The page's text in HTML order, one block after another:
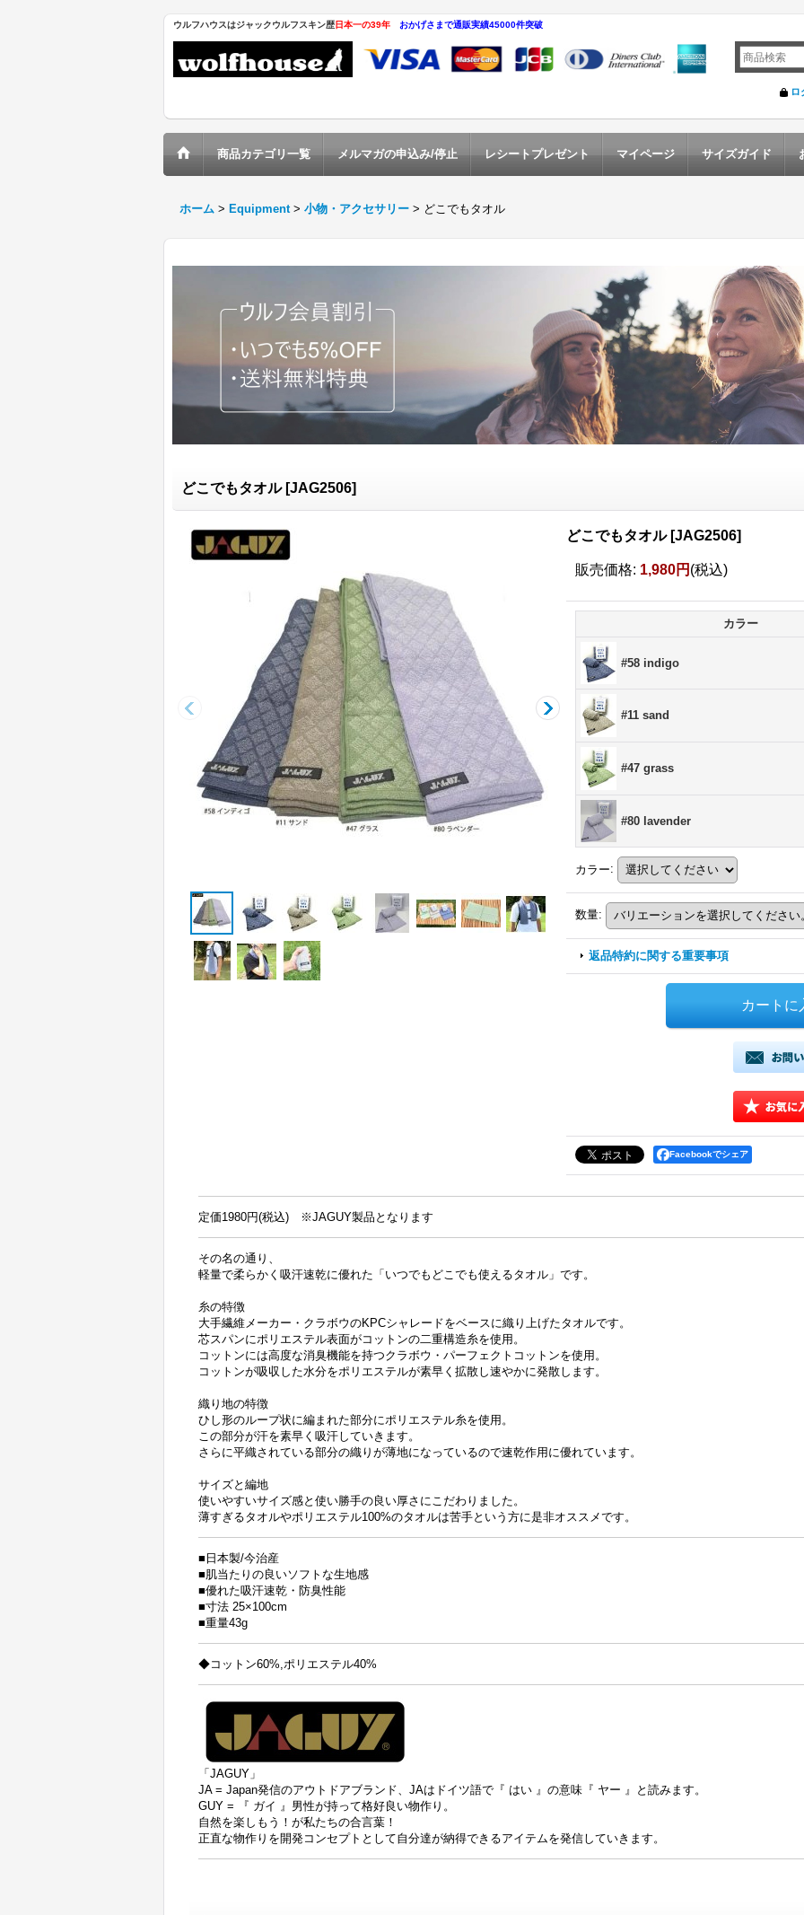
ウルフハウスはジャックウルフスキン歴日本一の39年 おかげさまで通販実績45000件突破
ロ
商品カテゴリ一覧 メルマガの申込み/停止 レシートプレゼント マイページ サイズガイド
ホーム > Equipment > 小物・アクセサリー > どこでもタオル
どこでもタオル [JAG2506]
どこでもタオル [JAG2506]
販売価格: 1,980円 (税込)
カラー
#58 indigo
#11 sand
#47 grass
#80 lavender
カラー:
数量:
返品特約に関する重要事項
Facebookでシェア
定価1980円(税込) ※JAGUY製品となります
その名の通り、
軽量で柔らかく吸汗速乾に優れた「いつでもどこでも使えるタオル」です。
糸の特徴
大手繊維メーカー・クラボウのKPCシャレードをベースに織り上げたタオルです。
芯スパンにポリエステル表面がコットンの二重構造糸を使用。
コットンには高度な消臭機能を持つクラボウ・パーフェクトコットンを使用。
コットンが吸収した水分をポリエステルが素早く拡散し速やかに発散します。
織り地の特徴
ひし形のループ状に編まれた部分にポリエステル糸を使用。
この部分が汗を素早く吸汗していきます。
さらに平織されている部分の織りが薄地になっているので速乾作用に優れています。
サイズと編地
使いやすいサイズ感と使い勝手の良い厚さにこだわりました。
薄すぎるタオルやポリエステル100%のタオルは苦手という方に是非オススメです。
■日本製/今治産
■肌当たりの良いソフトな生地感
■優れた吸汗速乾・防臭性能
■寸法 25×100cm
■重量43g
◆コットン60%,ポリエステル40%
「JAGUY」
JA = Japan発信のアウトドアブランド、JAはドイツ語で『 はい 』の意味『 ヤー 』と読みます。
GUY = 『 ガイ 』男性が持って格好良い物作り。
自然を楽しもう！が私たちの合言葉！
正直な物作りを開発コンセプトとして自分達が納得できるアイテムを発信していきます。